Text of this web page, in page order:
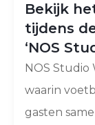
Bekijk
tijdens
‘NOS
NOS Studio
waarin
gasten